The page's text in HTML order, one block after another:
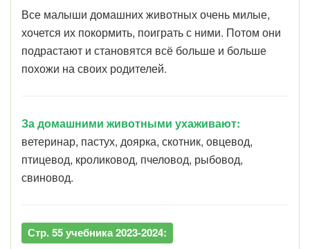
Все малыши домашних животных очень милые,
хочется их покормить, поиграть с ними. Потом они
подрастают и становятся всё больше и больше
похожи на своих родителей.
За домашними животными ухаживают:
ветеринар, пастух, доярка, скотник, овцевод,
птицевод, кроликовод, пчеловод, рыбовод,
свиновод.
Стр. 55 учебника 2023-2024: